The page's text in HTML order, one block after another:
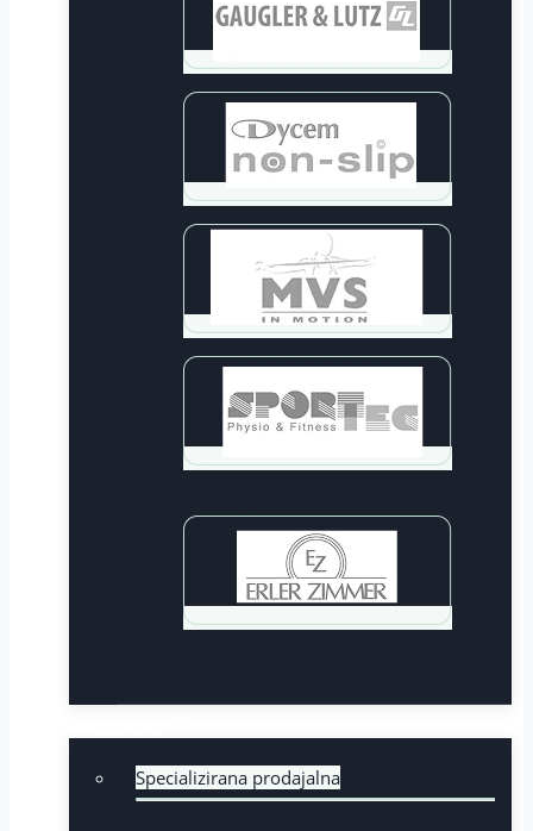
Specializirana prodajalna